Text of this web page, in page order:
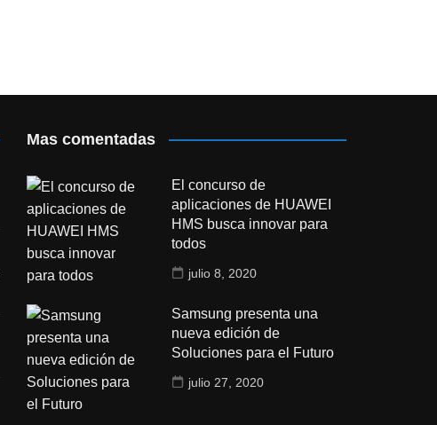
Mas comentadas
El concurso de
aplicaciones de HUAWEI
HMS busca innovar para
todos
julio 8, 2020
Samsung presenta una
nueva edición de
Soluciones para el Futuro
julio 27, 2020